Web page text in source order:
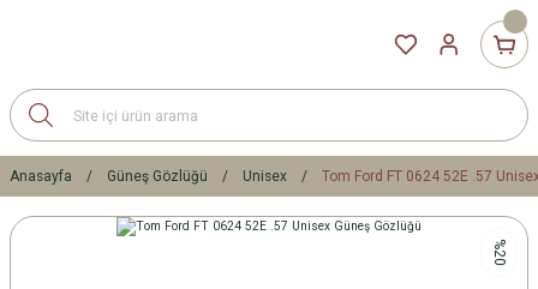
Anasayfa Güneş Gözlüğü Unisex Tom Ford FT 0624 52E .57
%20